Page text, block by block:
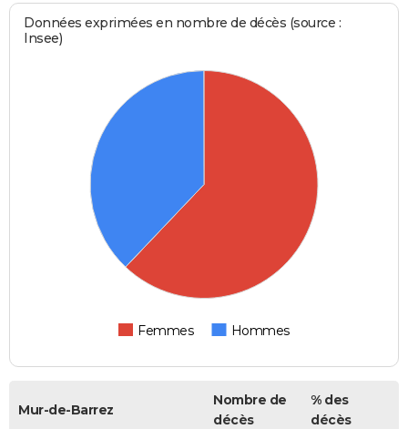
Données exprimées en nombre de décès (source :
Insee)
Femmes Hommes
Mur-de-Barrez
Nombre de
décès
% des
décès